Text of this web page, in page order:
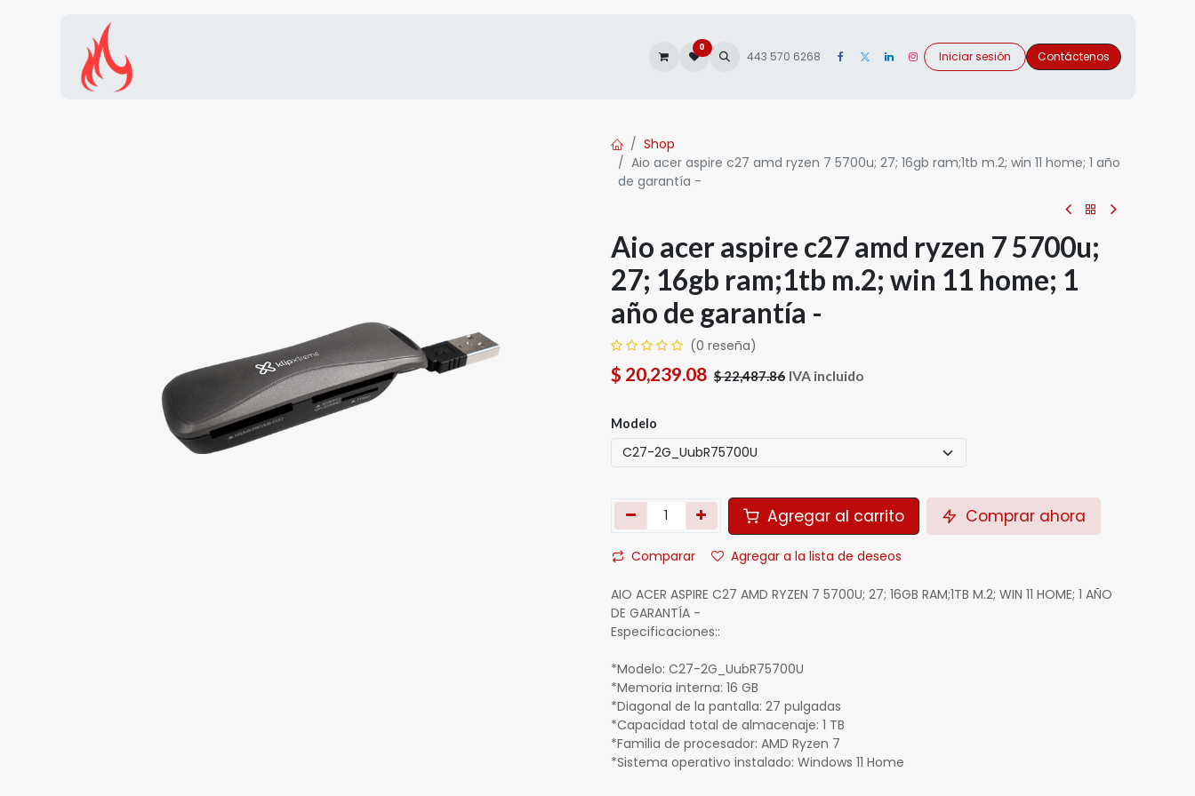
0
443 570 6268 Iniciar sesión Contáctenos
Shop
Aio acer aspire c27 amd ryzen 7 5700u; 27; 16gb ram;1tb m.2; win 11 home; 1 año
de garantía -
Aio acer aspire c27 amd ryzen 7 5700u;
27; 16gb ram;1tb m.2; win 11 home; 1
año de garantía -
(0 reseña)
$ 20,239.08 $22,487.86 IVA incluido
Modelo
Agregar al carrito Comprar ahora
Comparar Agregar a la lista de deseos
AIO ACER ASPIRE C27 AMD RYZEN 7 5700U; 27; 16GB RAM;1TB M.2; WIN 11 HOME; 1 AÑO
DE GARANTÍA -
Especificaciones::
*Modelo: C27-2G_UubR75700U
*Memoria interna: 16 GB
*Diagonal de la pantalla: 27 pulgadas
*Capacidad total de almacenaje: 1 TB
*Familia de procesador: AMD Ryzen 7
*Sistema operativo instalado: Windows 11 Home